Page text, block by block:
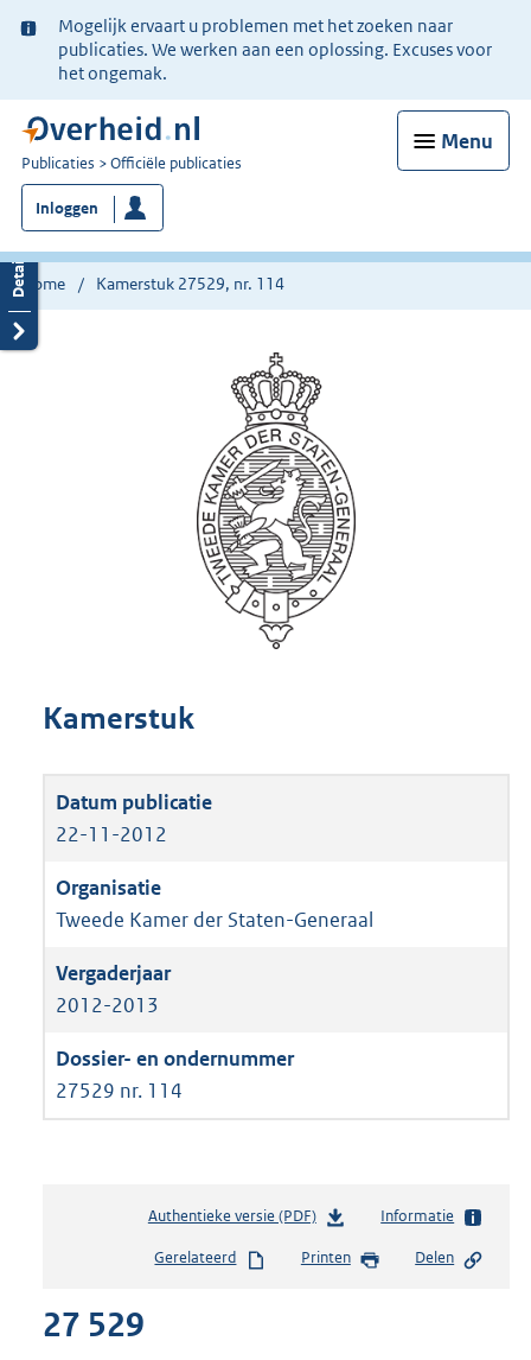
Ter
informatie:
Mogelijk ervaart u problemen met het zoeken naar
publicaties. We werken aan een oplossing. Excuses voor
het ongemak.
Menu
U
bent
nu
hier:
Publicaties Officiële publicaties
Inloggen
Home Kamerstuk 27529, nr. 114
Kamerstuk
22-11-2012
Tweede Kamer der Staten-Generaal
2012-2013
27529 nr. 114
Authentieke versie (PDF)b
s
Informatie
Gerelateerd Printen Delen
27 529